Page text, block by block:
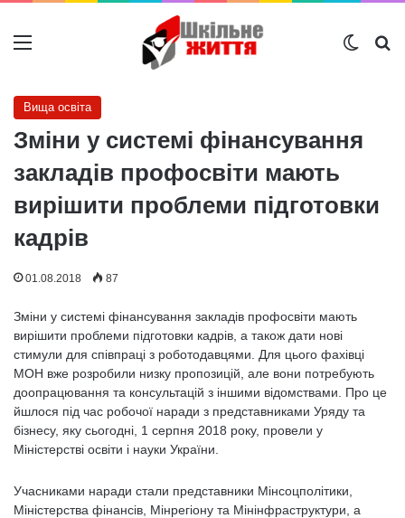
Меню
Вища освіта
Зміни у системі фінансування
закладів профосвіти мають
вирішити проблеми підготовки
кадрів
01.08.2018 87
Зміни у системі фінансування закладів профосвіти мають
вирішити проблеми підготовки кадрів, а також дати нові
стимули для співпраці з роботодавцями. Для цього фахівці
МОН вже розробили низку пропозицій, але вони потребують
доопрацювання та консультацій з іншими відомствами. Про це
йшлося під час робочої наради з представниками Уряду та
бізнесу, яку сьогодні, 1 серпня 2018 року, провели у
Міністерстві освіти і науки України.
Учасниками наради стали представники Мінсоцполітики,
Міністерства фінансів, Мінрегіону та Мінінфраструктури, а